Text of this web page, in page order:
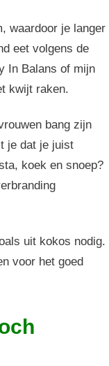
waardoor je langer
eet volgens de
In Balans of mijn
kwijt raken.
bang zijn
je dat je juist
koek en snoep?
uit kokos nodig.
voor het goed